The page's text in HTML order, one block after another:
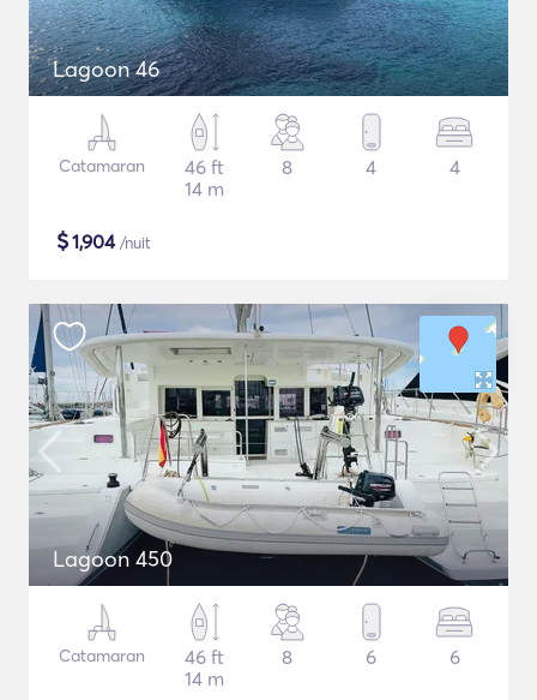
Lagoon 46
Catamaran
46 ft
14 m
8 4 4
$1,904/nuit
Lagoon 450
Catamaran
46 ft
14 m
8 6 6